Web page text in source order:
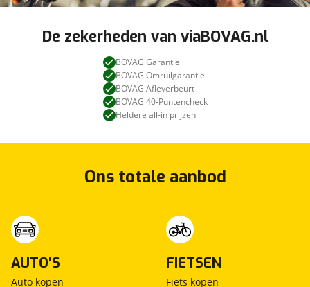
De zekerheden van viaBOVAG.nl
BOVAG Garantie
BOVAG Omruilgarantie
BOVAG Afleverbeurt
BOVAG 40-Puntencheck
Heldere all-in prijzen
Ons totale aanbod
AUTO'S
Auto kopen
FIETSEN
Fiets kopen